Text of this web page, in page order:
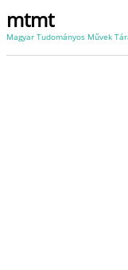
mtmt
Magyar Tudományos Művek